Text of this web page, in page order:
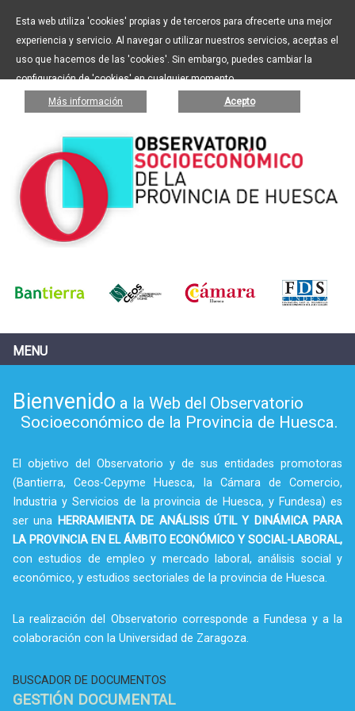
Esta web utiliza 'cookies' propias y de terceros para ofrecerte una mejor
experiencia y servicio. Al navegar o utilizar nuestros servicios, aceptas el
uso que hacemos de las 'cookies'. Sin embargo, puedes cambiar la
configuración de 'cookies' en cualquier momento.
Más información Acepto
MENU
Bienvenido a la Web del Observatorio
Socioeconómico de la Provincia de Huesca.
El objetivo del Observatorio y de sus entidades promotoras
(Bantierra, Ceos-Cepyme Huesca, la Cámara de Comercio,
Industria y Servicios de la provincia de Huesca, y Fundesa) es
ser una HERRAMIENTA DE ANÁLISIS ÚTIL Y DINÁMICA PARA
LA PROVINCIA EN EL ÁMBITO ECONÓMICO Y SOCIAL-LABORAL,
con estudios de empleo y mercado laboral, análisis social y
económico, y estudios sectoriales de la provincia de Huesca.
La realización del Observatorio corresponde a Fundesa y a la
colaboración con la Universidad de Zaragoza.
BUSCADOR DE DOCUMENTOS
GESTIÓN DOCUMENTAL